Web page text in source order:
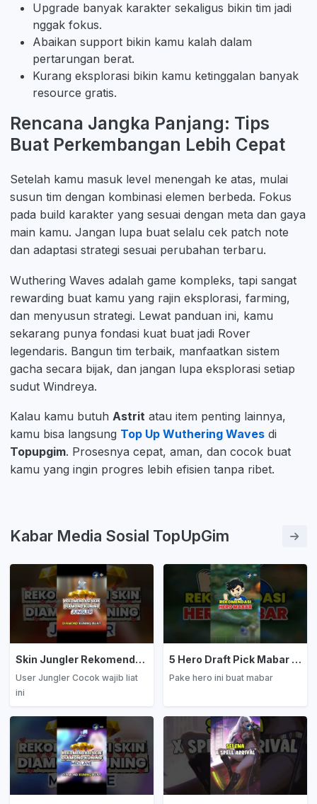
Upgrade banyak karakter sekaligus bikin tim jadi
nggak fokus.
Abaikan support bikin kamu kalah dalam
pertarungan berat.
Kurang eksplorasi bikin kamu ketinggalan banyak
resource gratis.
Rencana Jangka Panjang: Tips
Buat Perkembangan Lebih Cepat
Setelah kamu masuk level menengah ke atas, mulai
susun tim dengan kombinasi elemen berbeda. Fokus
pada build karakter yang sesuai dengan meta dan gaya
main kamu. Jangan lupa buat selalu cek patch note
dan adaptasi strategi sesuai perubahan terbaru.
Wuthering Waves adalah game kompleks, tapi sangat
rewarding buat kamu yang rajin eksplorasi, farming,
dan menyusun strategi. Lewat panduan ini, kamu
sekarang punya fondasi kuat buat jadi Rover
legendaris. Bangun tim terbaik, manfaatkan sistem
gacha secara bijak, dan jangan lupa eksplorasi setiap
sudut Windreya.
Kalau kamu butuh Astrit atau item penting lainnya,
kamu bisa langsung Top Up Wuthering Waves di
Topupgim. Prosesnya cepat, aman, dan cocok buat
kamu yang ingin progres lebih efisien tanpa ribet.
Kabar Media Sosial TopUpGim
Skin Jungler Rekomendasi Diamond Kuning
User Jungler Cocok wajib liat
ini
5 Hero Draft Pick Mabar Auto Win
Pake hero ini buat mabar